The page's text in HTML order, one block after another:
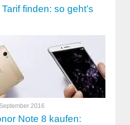
finden: so geht’s
2016
Note 8 kaufen: